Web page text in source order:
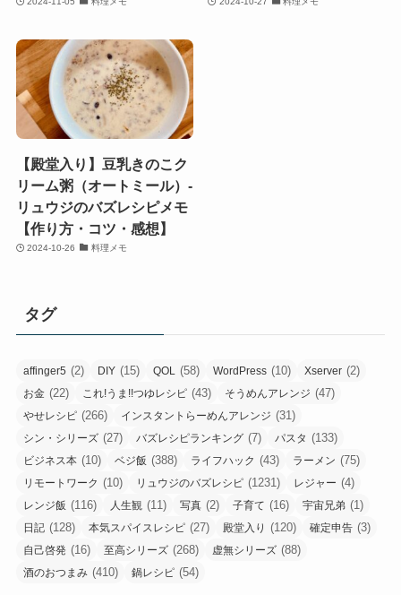
【殿堂入り】豆乳きのこク
リーム粥（オートミール）-
リュウジのバズレシピメモ
【作り方・コツ・感想】
2024-10-26 料理メモ
タグ
affinger5 (2) DIY (15) QOL (58) WordPress (10) Xserver (2)
お金 (22) これ!うま!!つゆレシピ (43) そうめんアレンジ (47)
やせレシピ (266) インスタントらーめんアレンジ (31)
シン・シリーズ (27) バズレシピランキング (7) パスタ (133)
ビジネス本 (10) ベジ飯 (388) ライフハック (43) ラーメン (75)
リモートワーク (10) リュウジのバズレシピ (1231) レジャー (4)
レンジ飯 (116) 人生観 (11) 写真 (2) 子育て (16) 宇宙兄弟 (1)
日記 (128) 本気スパイスレシピ (27) 殿堂入り (120) 確定申告 (3)
自己啓発 (16) 至高シリーズ (268) 虚無シリーズ (88)
酒のおつまみ (410) 鍋レシピ (54)